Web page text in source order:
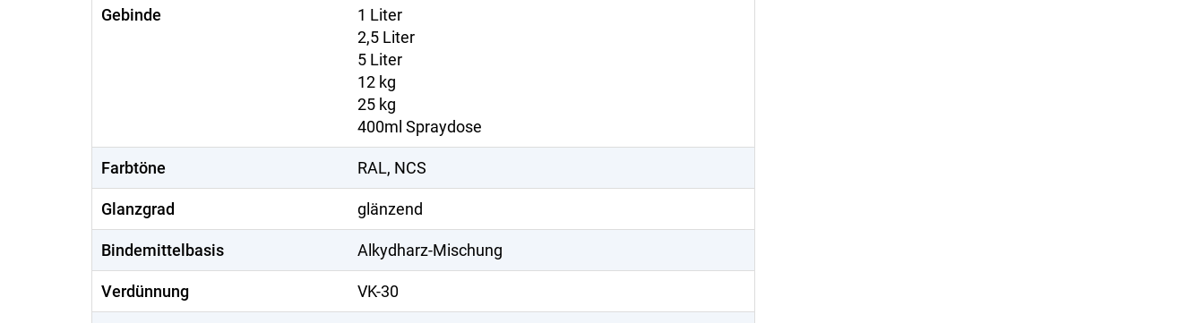
Gebinde
1 Liter
2,5 Liter
5 Liter
12 kg
25 kg
400ml Spraydose
Farbtöne RAL, NCS
Glanzgrad glänzend
Bindemittelbasis Alkydharz-Mischung
Verdünnung VK-30